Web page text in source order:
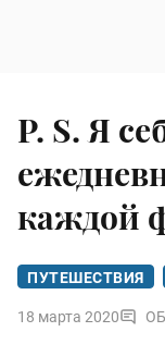
P. S. Я
каждой
ПУТЕШЕСТВИЯ
18 марта 2020